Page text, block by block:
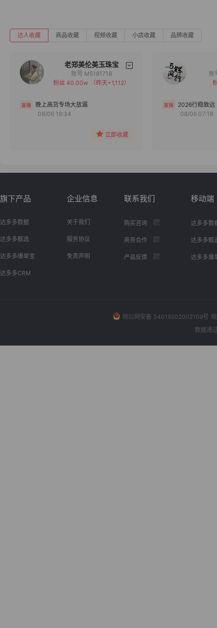
达人收藏 商品收藏 视频收藏 小店收藏 品牌收藏
老郑美伦美玉珠宝
备注
分组
账号 M5181718
粉丝 40.00w
（昨天+1,112）
晚上高货专场大放漏
08/06 19:34
立即收藏
2026行稳致远
08/06 07:18
旗下产品
达多多数据
达多多甄选
达多多爆单宝
达多多CRM
企业信息
关于我们
服务协议
免责声明
联系我们
购买咨询
商务合作
产品反馈
移动端
达多多数
达多多甄
达多多爆
皖公网安备 34019202002109号
数据通